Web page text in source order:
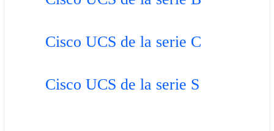
Cisco UCS de la serie C
Cisco UCS de la serie S